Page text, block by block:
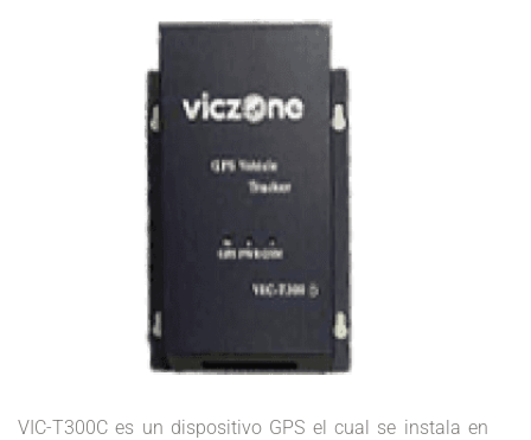
VIC-T300C es un dispositivo GPS el cual se instala en